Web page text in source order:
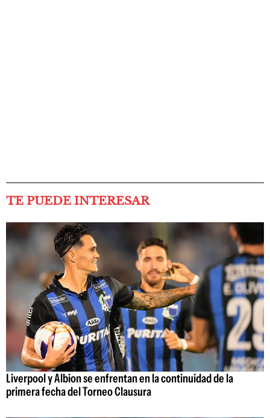
TE PUEDE INTERESAR
Liverpool y Albion se enfrentan en la continuidad de la
primera fecha del Torneo Clausura